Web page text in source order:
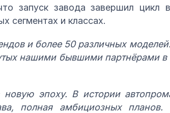
запуск завода завершил цикл
сегментах и классах.
и более 50 различных
нашими бывшими партнёрами в
новую эпоху. В истории
полная амбициозных планов.